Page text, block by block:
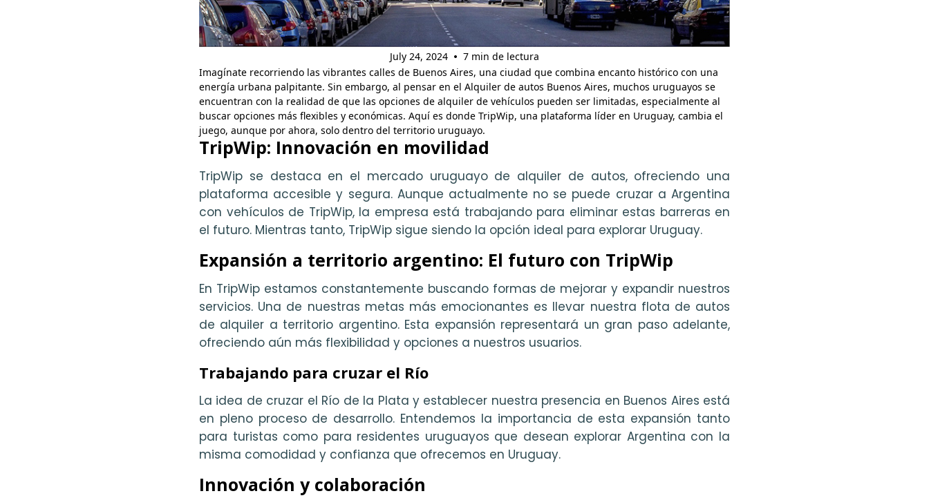
July 24, 2024 • 7 min de lectura
Imagínate recorriendo las vibrantes calles de Buenos Aires, una ciudad que combina encanto histórico con una
energía urbana palpitante. Sin embargo, al pensar en el Alquiler de autos Buenos Aires, muchos uruguayos se
encuentran con la realidad de que las opciones de alquiler de vehículos pueden ser limitadas, especialmente al
buscar opciones más flexibles y económicas. Aquí es donde TripWip, una plataforma líder en Uruguay, cambia el
juego, aunque por ahora, solo dentro del territorio uruguayo.
TripWip: Innovación en movilidad
TripWip se destaca en el mercado uruguayo de alquiler de autos, ofreciendo una
plataforma accesible y segura. Aunque actualmente no se puede cruzar a Argentina
con vehículos de TripWip, la empresa está trabajando para eliminar estas barreras en
el futuro. Mientras tanto, TripWip sigue siendo la opción ideal para explorar Uruguay.
Expansión a territorio argentino: El futuro con TripWip
En TripWip estamos constantemente buscando formas de mejorar y expandir nuestros
servicios. Una de nuestras metas más emocionantes es llevar nuestra flota de autos
de alquiler a territorio argentino. Esta expansión representará un gran paso adelante,
ofreciendo aún más flexibilidad y opciones a nuestros usuarios.
Trabajando para cruzar el Río
La idea de cruzar el Río de la Plata y establecer nuestra presencia en Buenos Aires está
en pleno proceso de desarrollo. Entendemos la importancia de esta expansión tanto
para turistas como para residentes uruguayos que desean explorar Argentina con la
misma comodidad y confianza que ofrecemos en Uruguay.
Innovación y colaboración